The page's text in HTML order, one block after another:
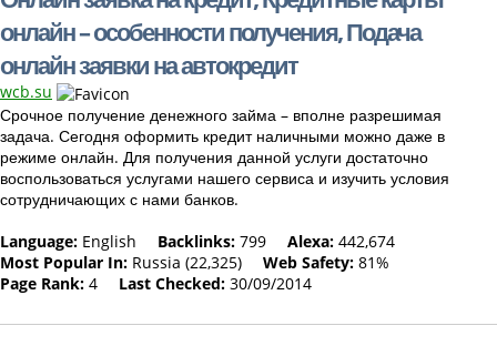
онлайн – особенности получения, Подача
онлайн заявки на автокредит
wcb.su
Срочное получение денежного займа – вполне разрешимая
задача. Сегодня оформить кредит наличными можно даже в
режиме онлайн. Для получения данной услуги достаточно
воспользоваться услугами нашего сервиса и изучить условия
сотрудничающих с нами банков.
Language: English Backlinks: 799 Alexa: 442,674
Most Popular In: Russia (22,325) Web Safety: 81%
Page Rank: 4 Last Checked: 30/09/2014